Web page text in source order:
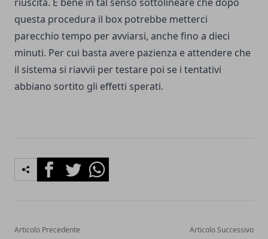
questa procedura il box potrebbe metterci
parecchio tempo per avviarsi, anche fino a dieci
minuti. Per cui basta avere pazienza e attendere che
il sistema si riavvii per testare poi se i tentativi
abbiano sortito gli effetti sperati.
FacebookTwitterWhatsapp
Articolo Precedente Articolo Successivo